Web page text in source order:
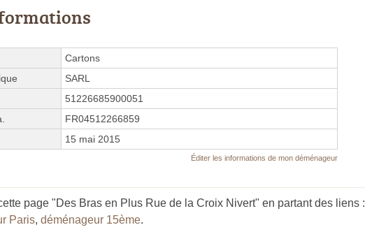
Cartons
SARL
51226685900051
FR04512266859
15 mai 2015
Éditer les informations de mon déménageur
page "Des Bras en Plus Rue de la Croix Nivert" en partant des liens :
Paris, déménageur 15ème.